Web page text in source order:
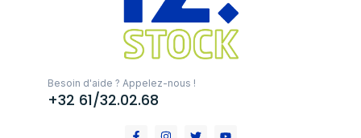
Besoin d'aide ? Appelez-nous !
+32 61/32.02.68